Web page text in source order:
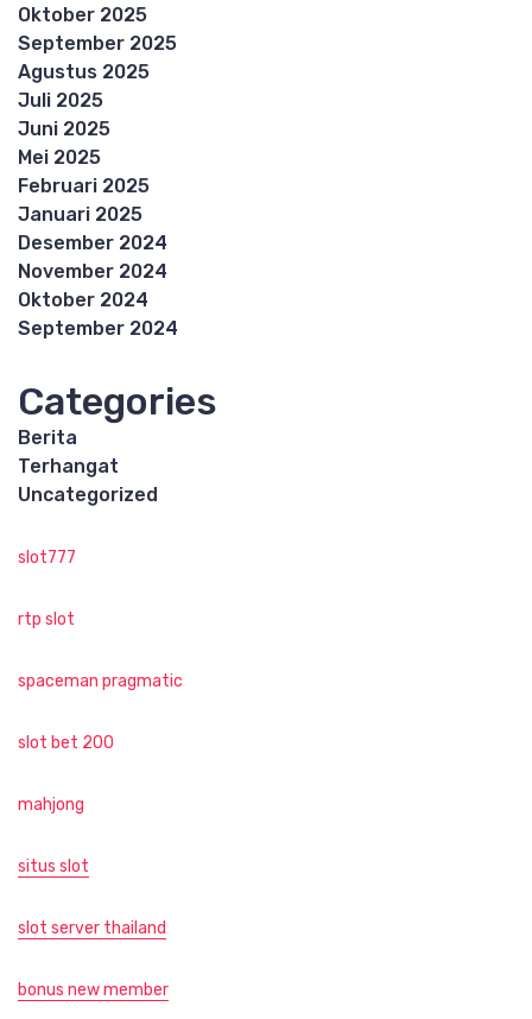
Oktober 2025
September 2025
Agustus 2025
Juli 2025
Juni 2025
Mei 2025
Februari 2025
Januari 2025
Desember 2024
November 2024
Oktober 2024
September 2024
Categories
Berita
Terhangat
Uncategorized
slot777
rtp slot
spaceman pragmatic
slot bet 200
mahjong
situs slot
slot server thailand
bonus new member